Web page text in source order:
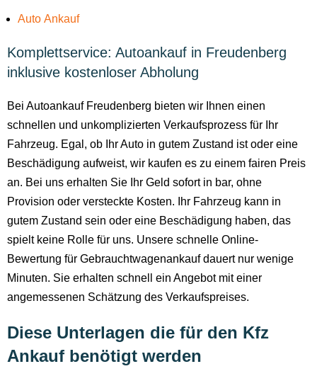
Auto Ankauf
Komplettservice: Autoankauf in Freudenberg
inklusive kostenloser Abholung
Bei Autoankauf Freudenberg bieten wir Ihnen einen
schnellen und unkomplizierten Verkaufsprozess für Ihr
Fahrzeug. Egal, ob Ihr Auto in gutem Zustand ist oder eine
Beschädigung aufweist, wir kaufen es zu einem fairen Preis
an. Bei uns erhalten Sie Ihr Geld sofort in bar, ohne
Provision oder versteckte Kosten. Ihr Fahrzeug kann in
gutem Zustand sein oder eine Beschädigung haben, das
spielt keine Rolle für uns. Unsere schnelle Online-
Bewertung für Gebrauchtwagenankauf dauert nur wenige
Minuten. Sie erhalten schnell ein Angebot mit einer
angemessenen Schätzung des Verkaufspreises.
Diese Unterlagen die für den Kfz
Ankauf benötigt werden